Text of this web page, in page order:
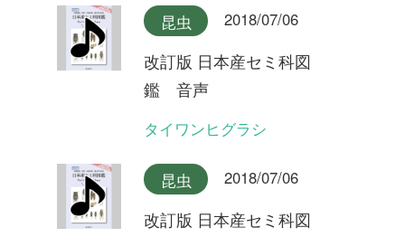
改訂版 日本産セミ科図
鑑 音声
オキナワヒメハルゼミ
昆虫 2018/07/06
改訂版 日本産セミ科図
鑑 音声
ダイトウヒメハルゼミ